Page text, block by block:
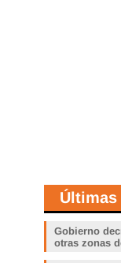
Gobierno
otras zonas